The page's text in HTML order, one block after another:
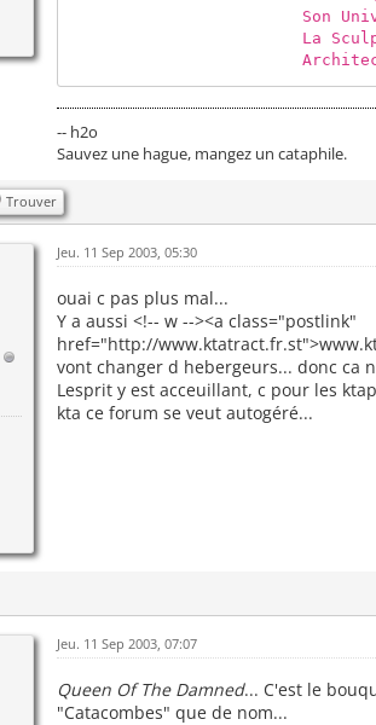
Son
La
Architecture
La
Le Bar
Le
Les Poèmes et
Les
Une touche de
Textes
Les
Histoire écrite
La Musique
Les
Les Films et
Les
-- h2o
Sauvez une hague, mangez un cataphile.
Trouver
Jeu. 11 Sep 2003, 05:30
ouai c pas plus mal...
Y a aussi <!-- w --><a class="postlink"
href="http://
vont changer d hebergeurs... donc ca
Lesprit y est acceuillant, c pour les
kta ce forum se veut autogéré...
Jeu. 11 Sep 2003, 07:07
Queen Of The Damned... C'est le
"Catacombes" que de nom...